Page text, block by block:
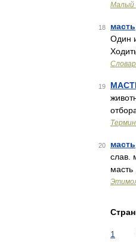
Малый
18 масть
Один
19
20 масть
слав.
1